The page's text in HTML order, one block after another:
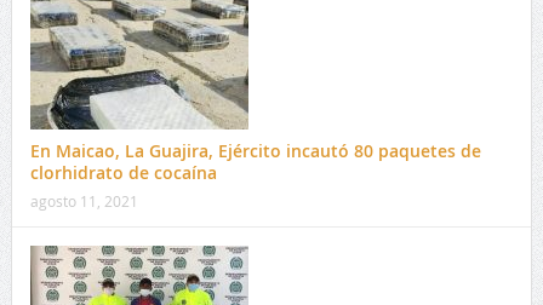
En Maicao, La Guajira, Ejército incautó 80 paquetes de
clorhidrato de cocaína
agosto 11, 2021